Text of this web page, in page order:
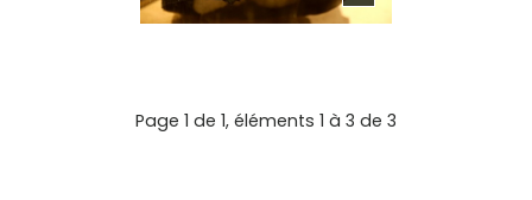
Page 1 de 1, éléments 1 à 3 de 3